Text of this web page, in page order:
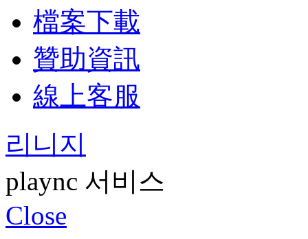
檔案下載
贊助資訊
線上客服
리니지
plaync 서비스
Close